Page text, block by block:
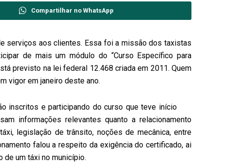
Compartilhar no WhatsApp
serviços aos clientes. Essa foi a missão dos taxistas
de mais um módulo do “Curso Específico para
previsto na lei federal 12.468 criada em 2011. Quem
vigor em janeiro deste ano.
inscritos e participando do curso que teve início
informações relevantes quanto a relacionamento
legislação de trânsito, noções de mecânica, entre
falou a respeito da exigência do certificado, ai
um táxi no município.